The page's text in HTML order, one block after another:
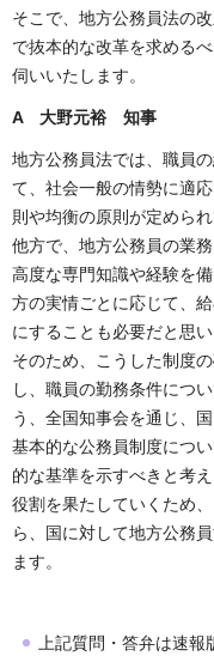
そこで、地方公務員法の
で抜本的な改革を求める
伺いいたします。
A 大野元裕 知事
地方公務員法では、職員
て、社会一般の情勢に適
則や均衡の原則が定められ
他方で、地方公務員の業
高度な専門知識や経験を
方の実情ごとに応じて、
にすることも必要だと思い
そのため、こうした制度
し、職員の勤務条件につ
う、全国知事会を通じ、
基本的な公務員制度につ
的な基準を示すべきと考
役割を果たしていくため
ら、国に対して地方公務
ます。
上記質問・答弁は速報